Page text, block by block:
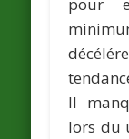
Il
lors du